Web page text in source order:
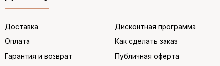
Доставка
Оплата
Гарантия и возврат
Дисконтная программа
Как сделать заказ
Публичная оферта